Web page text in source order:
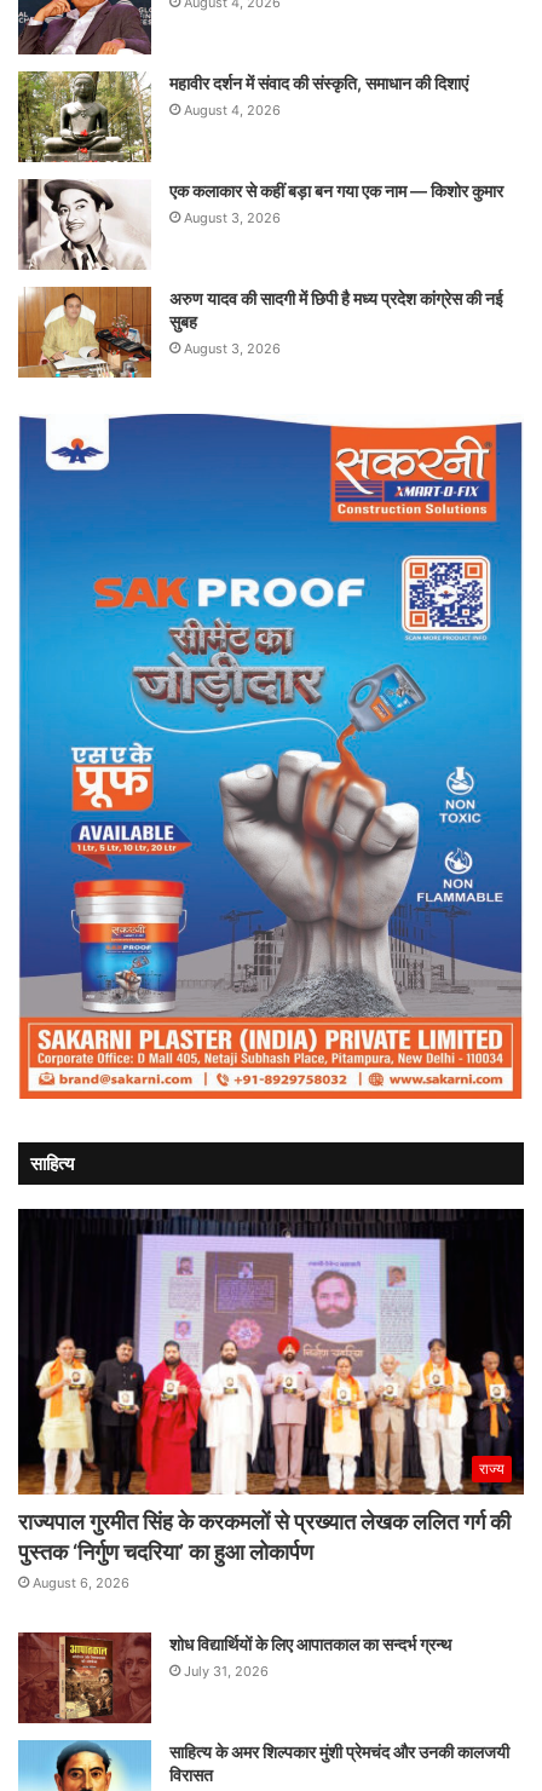
महावीर दर्शन में संवाद की संस्कृति, समाधान की दिशाएं
August 4, 2026
एक कलाकार से कहीं बड़ा बन गया एक नाम — किशोर कुमार
August 3, 2026
अरुण यादव की सादगी में छिपी है मध्य प्रदेश कांग्रेस की नई
सुबह
August 3, 2026
साहित्य
राज्य
राज्यपाल गुरमीत सिंह के करकमलों से प्रख्यात लेखक ललित गर्ग की
पुस्तक ‘निर्गुण चदरिया’ का हुआ लोकार्पण
August 6, 2026
शोध विद्यार्थियों के लिए आपातकाल का सन्दर्भ ग्रन्थ
July 31, 2026
साहित्य के अमर शिल्पकार मुंशी प्रेमचंद और उनकी कालजयी
विरासत